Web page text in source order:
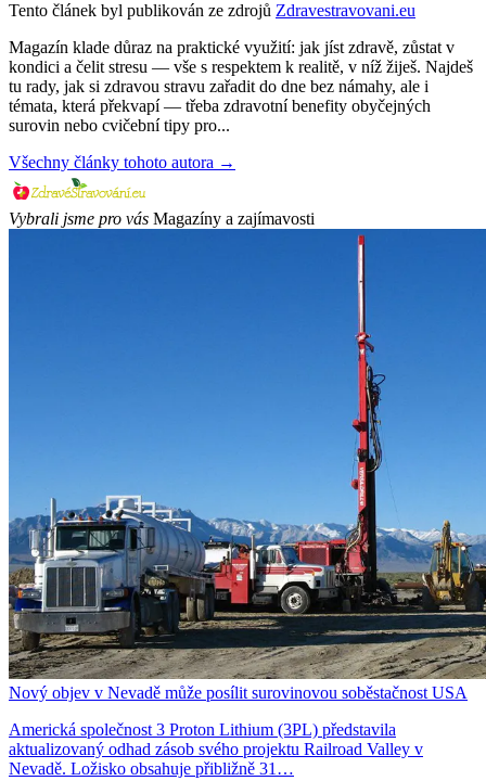
Tento článek byl publikován ze zdrojů Zdravestravovani.eu
Magazín klade důraz na praktické využití: jak jíst zdravě, zůstat v
kondici a čelit stresu — vše s respektem k realitě, v níž žiješ. Najdeš
tu rady, jak si zdravou stravu zařadit do dne bez námahy, ale i
témata, která překvapí — třeba zdravotní benefity obyčejných
surovin nebo cvičební tipy pro...
Všechny články tohoto autora →
Vybrali jsme pro vás Magazíny a zajímavosti
Nový objev v Nevadě může posílit surovinovou soběstačnost USA
Americká společnost 3 Proton Lithium (3PL) představila
aktualizovaný odhad zásob svého projektu Railroad Valley v
Nevadě. Ložisko obsahuje přibližně 31…